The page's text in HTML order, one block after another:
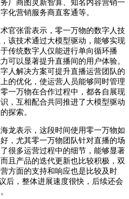
厂商图灵新智算、知名内容营销一
化营销服务商直客通等。
张雷表示，零一万物的数字人技
该技术通过大模型驱动，能够实现
传统数字人仅能进行单向循环播
可以显著提升直播间的用户体验。
人解决方案可提升直播运营团队的
的优化，使运营人员能够同时管理
一万物在合作过程中，都各自展现
，互相配合共同推进了大模型驱动
探索。
表示，这段时间使用零一万物如
，尤其零一万物团队针对直播的场
很多运营过程中的细节，能够显著
且产品的迭代更新也比较积极，双
方面的支持和响应也是比较及时
后，整体进展速度很快，后续还会